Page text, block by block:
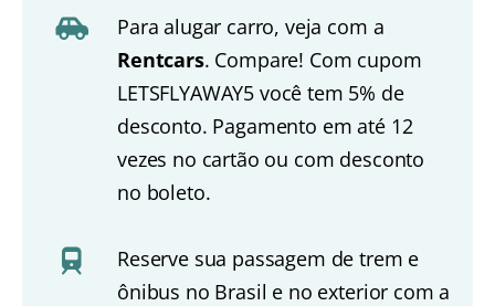
Para alugar carro, veja com a
Rentcars. Compare! Com cupom
LETSFLYAWAY5 você tem 5% de
desconto. Pagamento em até 12
vezes no cartão ou com desconto
no boleto.
Reserve sua passagem de trem e
ônibus no Brasil e no exterior com a